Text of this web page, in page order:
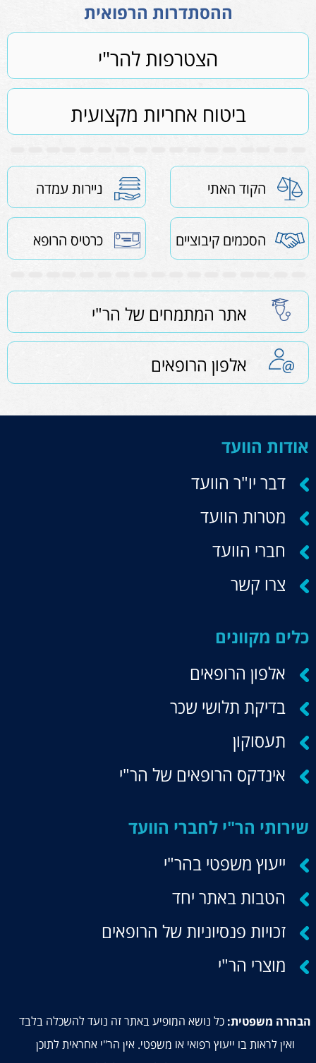
ההסתדרות הרפואית
הצטרפות להר"י
ביטוח אחריות מקצועית
הקוד האתי
ניירות עמדה
הסכמים קיבוציים
כרטיס הרופא
אתר המתמחים של הר"י
אלפון הרופאים
אודות הוועד
דבר יו"ר הוועד
מטרות הוועד
חברי הוועד
צרו קשר
כלים מקוונים
אלפון הרופאים
בדיקת תלושי שכר
תעסוקון
אינדקס הרופאים של הר"י
שירותי הר"י לחברי הוועד
ייעוץ משפטי בהר"י
הטבות באתר יחד
זכויות פנסיוניות של הרופאים
מוצרי הר"י
הבהרה משפטית: כל נושא המופיע באתר זה נועד להשכלה בלבד
ואין לראות בו ייעוץ רפואי או משפטי. אין הר"י אחראית לתוכן